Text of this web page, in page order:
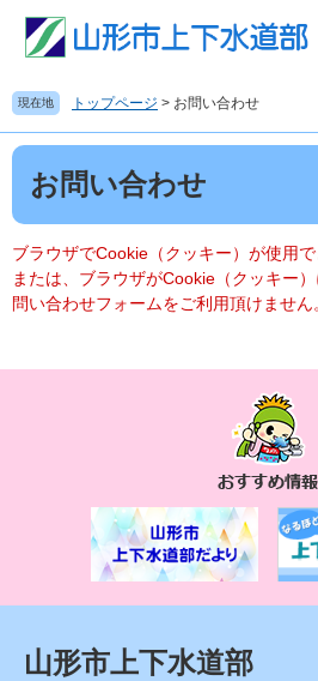
の
先
頭
。
ー
を
飛
て
文
へ
現在地 トップページ > お問い合わせ
本
お問い合わせ
ブラウザでCookie（クッキー）が使用で
または、ブラウザがCookie（クッキー
問い合わせフォームをご利用頂けません
す
め
情
報
山形市上下水道部